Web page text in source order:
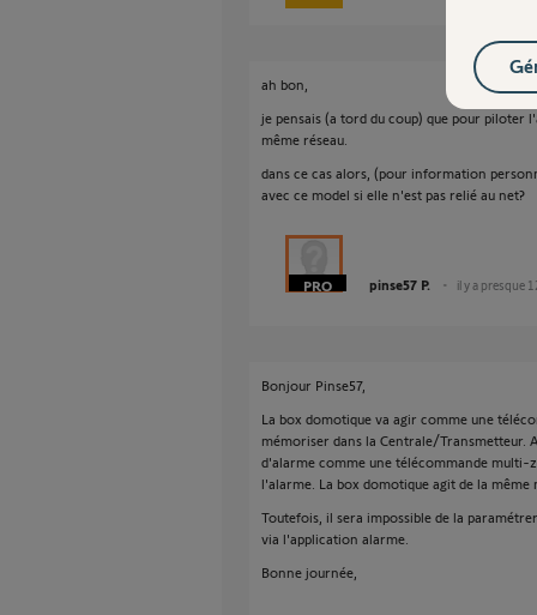
ah bon,
je pensais (a tord du coup) que pour piloter
même réseau.
dans ce cas alors, (pour information
avec ce model si elle n'est pas relié au net?
pinse57 P. il y a presque
Bonjour Pinse57,
La box domotique va agir comme une
mémoriser dans la Centrale/Transmetteur.
d'alarme comme une télécommande
l'alarme. La box domotique agit de la
Toutefois, il sera impossible de la
via l'application alarme.
Bonne journée,